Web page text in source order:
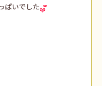
ぱいでした